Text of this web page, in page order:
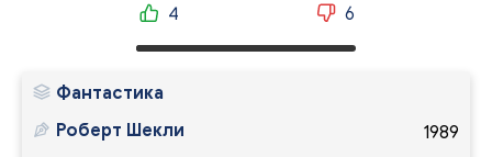
4 6
Фантастика
1989
Роберт Шекли